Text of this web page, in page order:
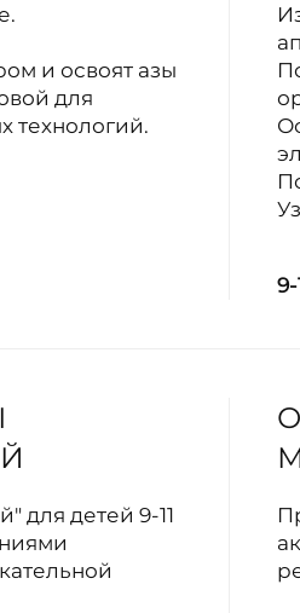
и освоят азы
для
технологий.
9-
для детей 9-11